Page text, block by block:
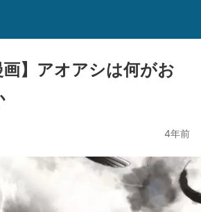
画】アオアシは何がお
4年前